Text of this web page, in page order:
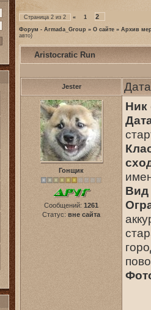
Страница 2 из 2 « 1 2
Форум - Armada_Group » О сайте » Архив
авто)
Aristocratic Run
Jester
Гонщик
Сообщений: 1261
Статус: вне сайта
Ник
Вид